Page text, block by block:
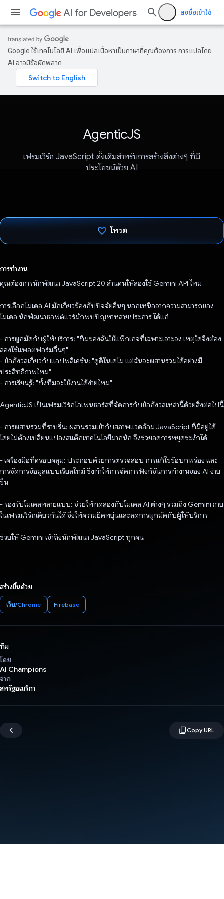
ลงชื่อเข้าใช้
Google ใช้เทคโนโลยี AI เพื่อแปลเนื้อหาเป็นภาษาที่คุณต้องการ การแปลโดย
AI อาจมีข้อผิดพลาด
AgenticJS
เฟรมเวิร์ก JavaScript ดั้งเดิมสําหรับการสร้างสิ่งต่างๆ ที่มี
ประโยชน์ด้วย AI
โหวต
การทำงาน
คุณต้องการนักพัฒนา JavaScript 20 ล้านคนให้ลองใช้ Gemini API ไหม
การเลือกโมเดล AI มักเกี่ยวข้องกับปัจจัยอื่นๆ นอกเหนือจากความสามารถของ
โมเดล นักพัฒนาซอฟต์แวร์มักพบปัญหาหลายประการ ได้แก่
- การผูกมัดกับผู้ให้บริการ: "ทีมของฉันใช้แพ็กเกจที่เฉพาะเจาะจง เหตุใดจึงต้อง
ลองใช้แพลตฟอร์มอื่นๆ"
- ข้อกังวลเกี่ยวกับแอปพลิเคชัน: "ดูดีในเดโม แต่ฉันจะผสานรวมได้อย่างมี
ประสิทธิภาพไหม"
- การเรียนรู้: "ทั้งทีมจะใช้งานได้ง่ายไหม"
AgenticJS เป็นเฟรมเวิร์กโอเพนซอร์สที่จัดการกับข้อกังวลเหล่านี้ด้วยสิ่งต่อไปนี้
- การผสานรวมที่ราบรื่น: ผสานรวมเข้ากับสภาพแวดล้อม JavaScript ที่มีอยู่ได้
โดยไม่ต้องเปลี่ยนแปลงสแต็กเทคโนโลยีมากนัก จึงช่วยลดการหยุดชะงักได้
- เครื่องมือที่ครอบคลุม: ประกอบด้วยการตรวจสอบ การแก้ไขข้อบกพร่อง และ
การจัดการข้อมูลแบบเรียลไทม์ ซึ่งทำให้การจัดการฟังก์ชันการทำงานของ AI ง่าย
ขึ้น
- รองรับโมเดลหลายแบบ: ช่วยให้ทดลองกับโมเดล AI ต่างๆ รวมถึง Gemini ภาย
ในเฟรมเวิร์กเดียวกันได้ ซึ่งให้ความยืดหยุ่นและลดการผูกมัดกับผู้ให้บริการ
ช่วยให้ Gemini เข้าถึงนักพัฒนา JavaScript ทุกคน
สร้างขึ้นด้วย
เว็บ/Chrome Firebase
ทีม
โดย
AI Champions
จาก
สหรัฐอเมริกา